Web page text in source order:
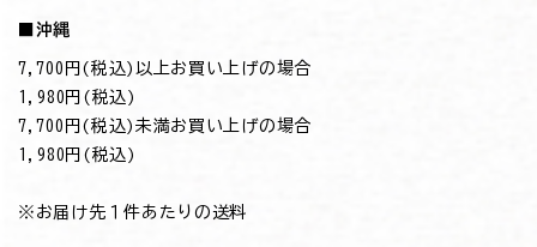
■沖縄
7,700円(税込)以上お買い上げの場合
→1,980円(税込)
7,700円(税込)未満お買い上げの場合
→1,980円(税込)
※お届け先１件あたりの送料